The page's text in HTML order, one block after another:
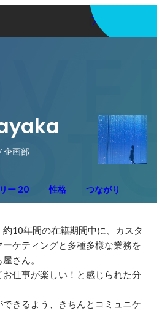
アプリを使う
企画部
ー 20 性格 つながり
10年間の在籍期間中に、カスタ
ケティングと多種多様な業務を
さん。
仕事が楽しい！と感じられた分
きるよう、きちんとコミュニケ